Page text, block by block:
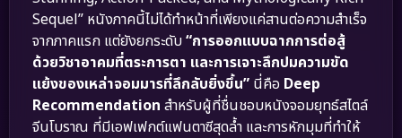
Sequel” หนังภาคนี้ไม่ได้ทำหน้าที่เพียงแค่สานต่อความสำเร็จ
จากภาคแรก แต่ยังยกระดับ“การออกแบบฉากการต่อสู้
ด้วยวิชาอาคมที่ตระการตา และการเจาะลึกปมความขัด
แย้งของเหล่าจอมมารที่ลึกลับยิ่งขึ้น” นี่คือ Deep
Recommendation สำหรับผู้ที่ชื่นชอบหนังจอมยุทธ์สไตล์
จีนโบราณ ที่มีเอฟเฟกต์แฟนตาซีสุดล้ำ และการหักมุมที่ทำให้